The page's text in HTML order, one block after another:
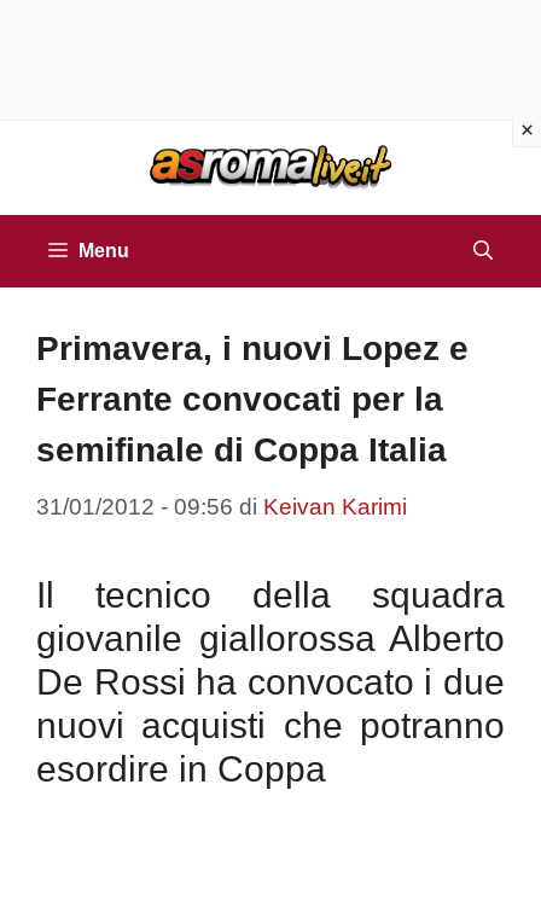
Menu
Primavera, i nuovi Lopez e
Ferrante convocati per la
semifinale di Coppa Italia
31/01/2012 - 09:56 di Keivan Karimi
Il tecnico della squadra
giovanile giallorossa Alberto
De Rossi ha convocato i due
nuovi acquisti che potranno
esordire in Coppa